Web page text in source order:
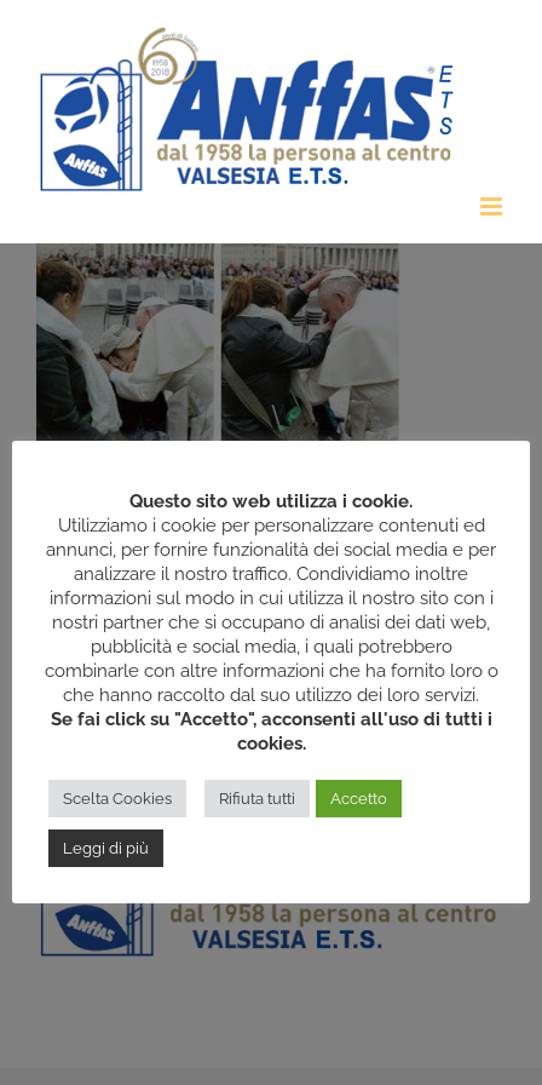
contenuto
Pellegrinaggio a Roma
Questo sito web utilizza i cookie.
Utilizziamo i cookie per personalizzare contenuti ed
annunci, per fornire funzionalità dei social media e per
analizzare il nostro traffico. Condividiamo inoltre
informazioni sul modo in cui utilizza il nostro sito con i
nostri partner che si occupano di analisi dei dati web,
pubblicità e social media, i quali potrebbero
combinarle con altre informazioni che ha fornito loro o
che hanno raccolto dal suo utilizzo dei loro servizi.
Se fai click su "Accetto", acconsenti all'uso di tutti i
cookies.
Scelta Cookies Rifiuta tutti Accetto
Leggi di più